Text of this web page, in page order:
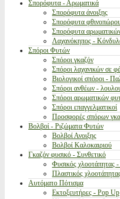
Σπορόφυτα - Αρωματικά
Σπορόφυτα άνοιξης
Σπορόφυτα
Σπορόφυτα
Λαχανόκηπος -
Σπόροι Φυτών
Σπόροι γκαζόν
Σπόροι λαχανικών σε
Βιολογικοί σπόροι -
Σπόροι ανθέων -
Σπόροι αρωματικών
Σπόροι επαγγελματικοί
Προσφορές σπόρων
Βολβοί - Ριζώματα Φυτών
Βολβοί Ανοιξης
Βολβοί Καλοκαιριού
Γκαζόν φυσικό - Συνθετικό
Φυσικός χλοοτάπητας
Πλαστικός
Αυτόματο Πότισμα
Εκτοξευτήρες - Pop Up